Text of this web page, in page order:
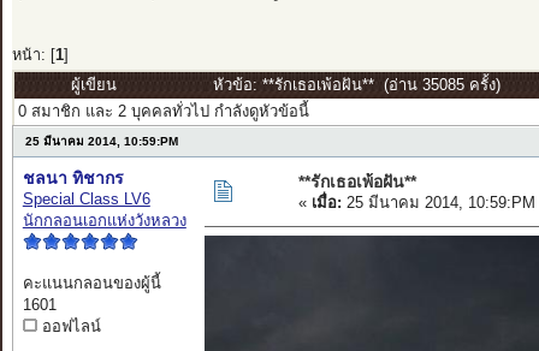
หน้า: [ 1]
ผู้เขียน
หัวข้อ: **รักเธอเพ้อฝัน** (อ่าน 35085 ครั้ง)
0 สมาชิก และ 2 บุคคลทั่วไป กำลังดูหัวข้อนี้
25 มีนาคม 2014, 10:59:PM
ชลนา ทิชากร
Special Class LV6
นักกลอนเอกแห่งวังหลวง
คะแนนกลอนของผู้นี้
1601
ออฟไลน์
**รักเธอเพ้อฝัน**
« เมื่อ: 25 มีนาคม 2014, 10:59:PM